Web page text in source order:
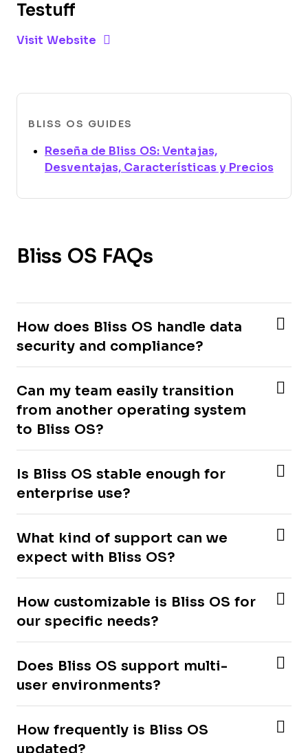
Testuff
Visit Website Opens New Window
BLISS OS GUIDES
Reseña de Bliss OS: Ventajas,
Desventajas, Características y Precios
Bliss OS FAQs
How does Bliss OS handle data
security and compliance?
Can my team easily transition
from another operating system
to Bliss OS?
Is Bliss OS stable enough for
enterprise use?
What kind of support can we
expect with Bliss OS?
How customizable is Bliss OS for
our specific needs?
Does Bliss OS support multi-
user environments?
How frequently is Bliss OS
updated?